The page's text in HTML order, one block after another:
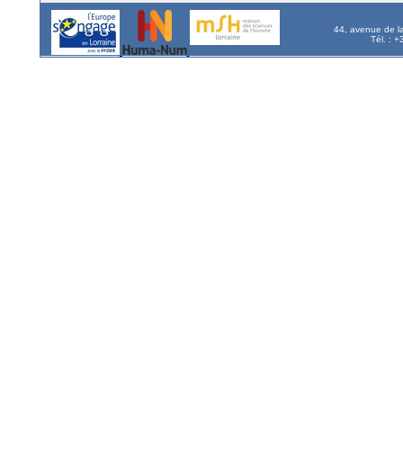
44, avenue de
Tél. :